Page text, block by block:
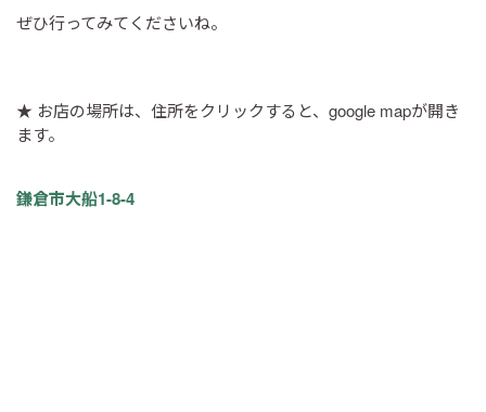
ぜひ行ってみてくださいね。
★ お店の場所は、住所をクリックすると、google mapが開き
ます。
鎌倉市大船1-8-4